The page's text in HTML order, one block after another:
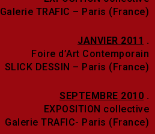
Galerie TRAFIC – Paris (France)
JANVIER 2011 .
Foire d’Art Contemporain
SLICK DESSIN – Paris (France)
SEPTEMBRE 2010 .
EXPOSITION collective
Galerie TRAFIC- Paris (France)